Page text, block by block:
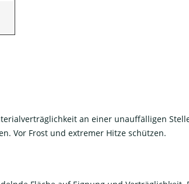
an einer unauffälligen
Vor Frost und extremer Hitze schützen.